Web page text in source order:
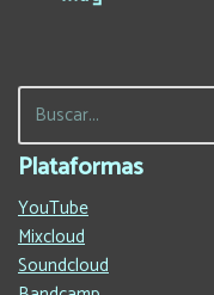
Plataformas
YouTube
Mixcloud
Soundcloud